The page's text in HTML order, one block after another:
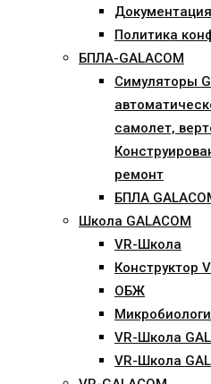
Документация
Политика
БПЛА-GALACOM
Симуляторы
самолет,
ремонт
БПЛА
Школа GALACOM
VR-Школа
Конструктор
ОБЖ
VR-Школа
VR-Школа